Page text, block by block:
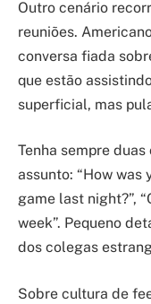
Outro cenário
reuniões.
conversa fiada
que estão
superficial, mas
Tenha sempre
assunto: “How was
game last night?”,
week”. Pequeno
dos colegas
Sobre cultura de